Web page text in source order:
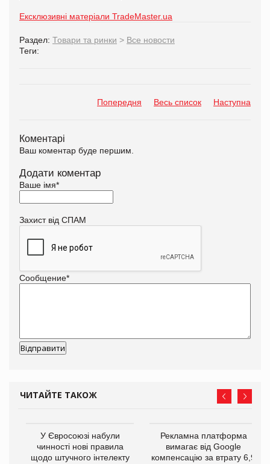
Ексклюзивні матеріали TradeMaster.ua
Раздел: Товари та ринки > Все новости
Теги:
Попередня Весь список Наступна
Коментарі
Ваш коментар буде першим.
Додати коментар
Ваше імя*
Захист від СПАМ
Сообщение*
ЧИТАЙТЕ ТАКОЖ
У Євросоюзі набули
чинності нові правила
щодо штучного інтелекту
Рекламна платформа
вимагає від Google
компенсацію за втрату 6,9